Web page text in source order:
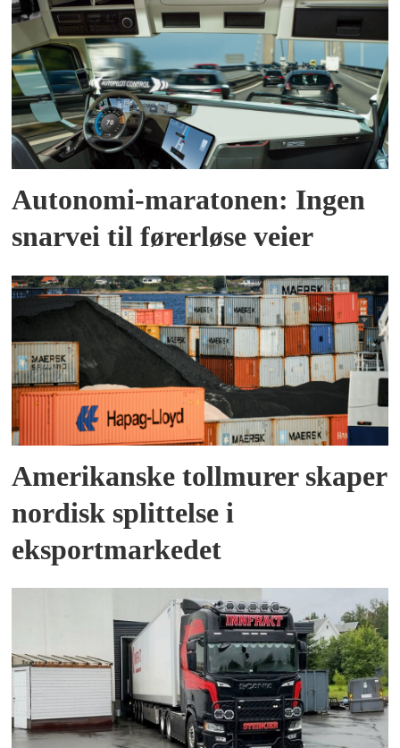
Autonomi-maratonen: Ingen
snarvei til førerløse veier
Amerikanske tollmurer skaper
nordisk splittelse i
eksportmarkedet